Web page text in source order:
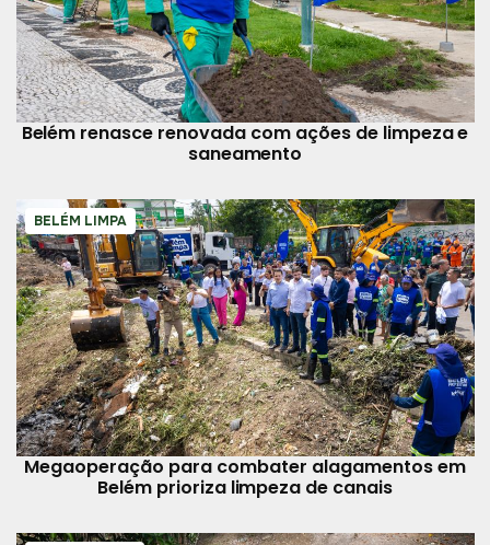
Belém renasce renovada com ações de limpeza e
saneamento
BELÉM LIMPA
Megaoperação para combater alagamentos em
Belém prioriza limpeza de canais